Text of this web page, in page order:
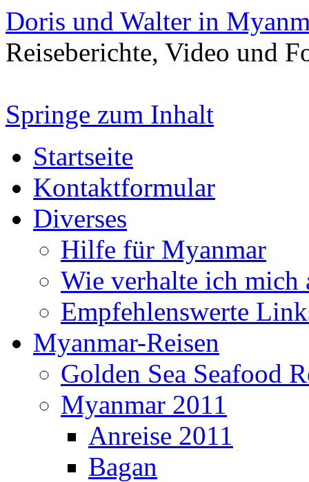
Doris und Walter in
Reiseberichte, Video und
Springe zum Inhalt
Startseite
Kontaktformular
Diverses
Hilfe für Myanmar
Wie verhalte ich
Empfehlenswerte
Myanmar-Reisen
Golden Sea Seafood
Myanmar 2011
Anreise 2011
Bagan